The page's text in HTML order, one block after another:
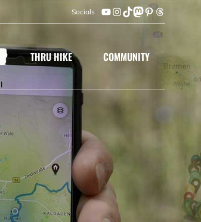
Socials
YouTube
Instagram
TikTok
Mastodon
Pinterest
Threads
THRU HIKE COMMUNITY